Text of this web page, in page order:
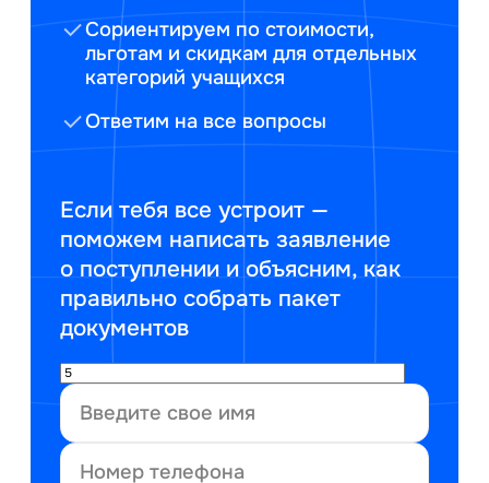
Сориентируем по стоимости,
льготам и скидкам для отдельных
категорий учащихся
Ответим на все вопросы
Если тебя все устроит —
поможем написать заявление
о поступлении и объясним, как
правильно собрать пакет
документов